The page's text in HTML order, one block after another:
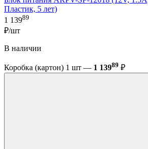
Пластик, 5 лет)
1 13989
₽/шт
В наличии
Коробка (картон) 1 шт — 1 13989 ₽